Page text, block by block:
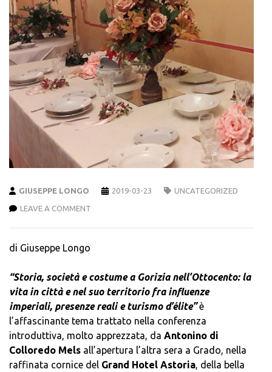
GIUSEPPE LONGO 2019-03-23 UNCATEGORIZED
LEAVE A COMMENT
di Giuseppe Longo
“Storia, società e costume a Gorizia nell’Ottocento: la
vita in città e nel suo territorio fra influenze
imperiali, presenze reali e turismo d’élite” è
l’affascinante tema trattato nella conferenza
introduttiva, molto apprezzata, da Antonino di
Colloredo Mels all’apertura l’altra sera a Grado, nella
raffinata cornice del Grand Hotel Astoria, della bella